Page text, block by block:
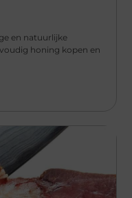
en natuurlijke
honing kopen en